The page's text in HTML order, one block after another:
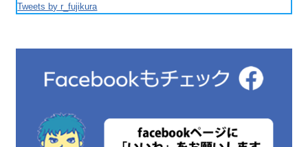
Tweets by r_fujikura